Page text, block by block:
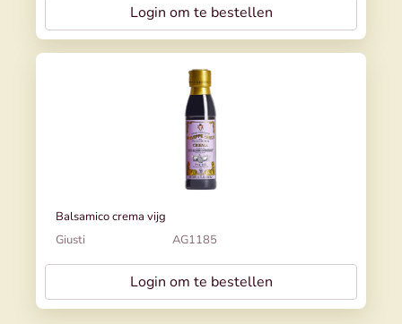
Login om te bestellen
Balsamico crema vijg
Giusti
AG1185
Login om te bestellen